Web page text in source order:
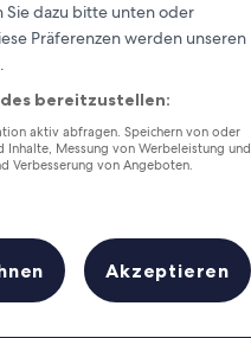
Sie dazu bitte unten oder
Präferenzen werden unseren
bereitzustellen:
aktiv abfragen. Speichern von oder
Messung von Werbeleistung und
Verbesserung von Angeboten.
Akzeptieren